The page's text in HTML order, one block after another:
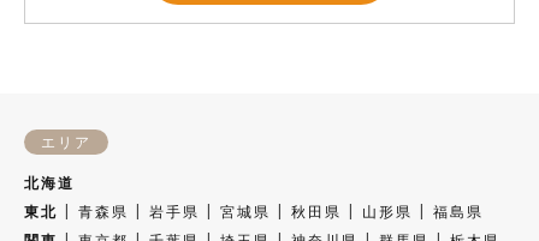
エリア
北海道
東北
青森県 岩手県 宮城県 秋田県 山形県
福島県